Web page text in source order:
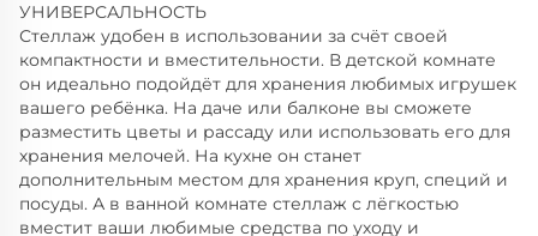
УНИВЕРСАЛЬНОСТЬ
Стеллаж удобен в использовании за счёт своей
компактности и вместительности. В детской комнате
он идеально подойдёт для хранения любимых игрушек
вашего ребёнка. На даче или балконе вы сможете
разместить цветы и рассаду или использовать его для
хранения мелочей. На кухне он станет
дополнительным местом для хранения круп, специй и
посуды. А в ванной комнате стеллаж с лёгкостью
вместит ваши любимые средства по уходу и